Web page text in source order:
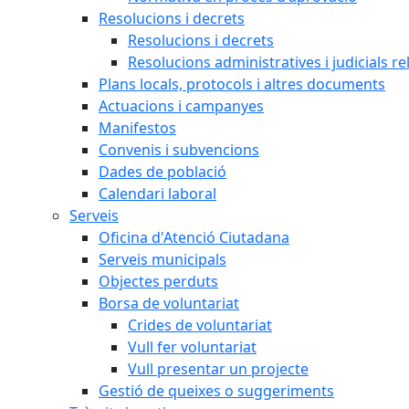
Resolucions i decrets
Resolucions i decrets
Resolucions administratives i judicials
Plans locals, protocols i altres documents
Actuacions i campanyes
Manifestos
Convenis i subvencions
Dades de població
Calendari laboral
Serveis
Oficina d'Atenció Ciutadana
Serveis municipals
Objectes perduts
Borsa de voluntariat
Crides de voluntariat
Vull fer voluntariat
Vull presentar un projecte
Gestió de queixes o suggeriments